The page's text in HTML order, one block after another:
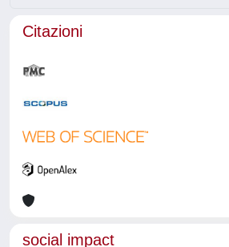
Citazioni
social impact